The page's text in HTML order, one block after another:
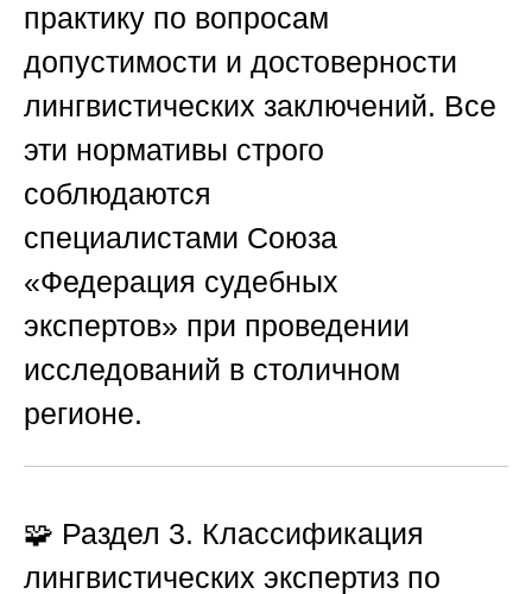
практику по вопросам
допустимости и достоверности
лингвистических заключений. Все
эти нормативы строго
соблюдаются
специалистами Союза
«Федерация судебных
экспертов» при проведении
исследований в столичном
регионе.
🧩 Раздел 3. Классификация
лингвистических экспертиз по